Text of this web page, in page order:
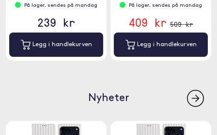
På lager, sendes på mandag
239 kr
Legg i handlekurven
På lager, sendes på mandag
409 kr 509 kr
Legg i handlekurven
Nyheter